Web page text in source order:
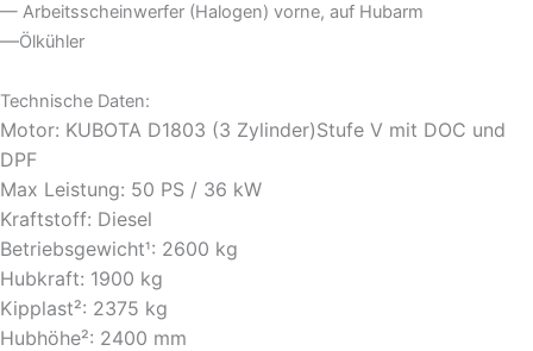
— Arbeitsscheinwerfer (Halogen) vorne, auf Hubarm
—Ölkühler
Technische Daten:
Motor: KUBOTA D1803 (3 Zylinder)Stufe V mit DOC und
DPF
Max Leistung: 50 PS / 36 kW
Kraftstoff: Diesel
Betriebsgewicht¹: 2600 kg
Hubkraft: 1900 kg
Kipplast²: 2375 kg
Hubhöhe²: 2400 mm